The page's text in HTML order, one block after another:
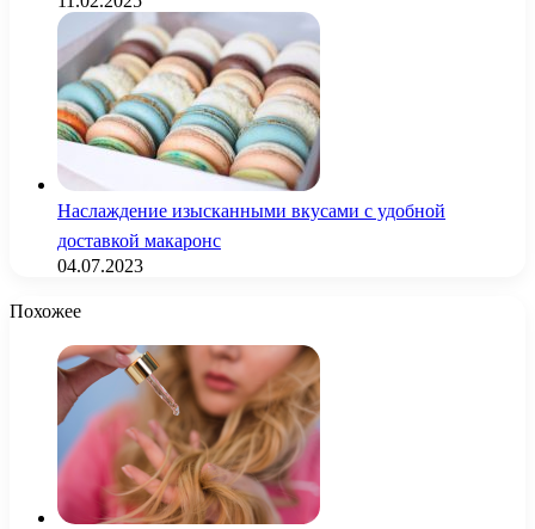
Наслаждение изысканными вкусами с удобной
доставкой макаронс
04.07.2023
Похожее